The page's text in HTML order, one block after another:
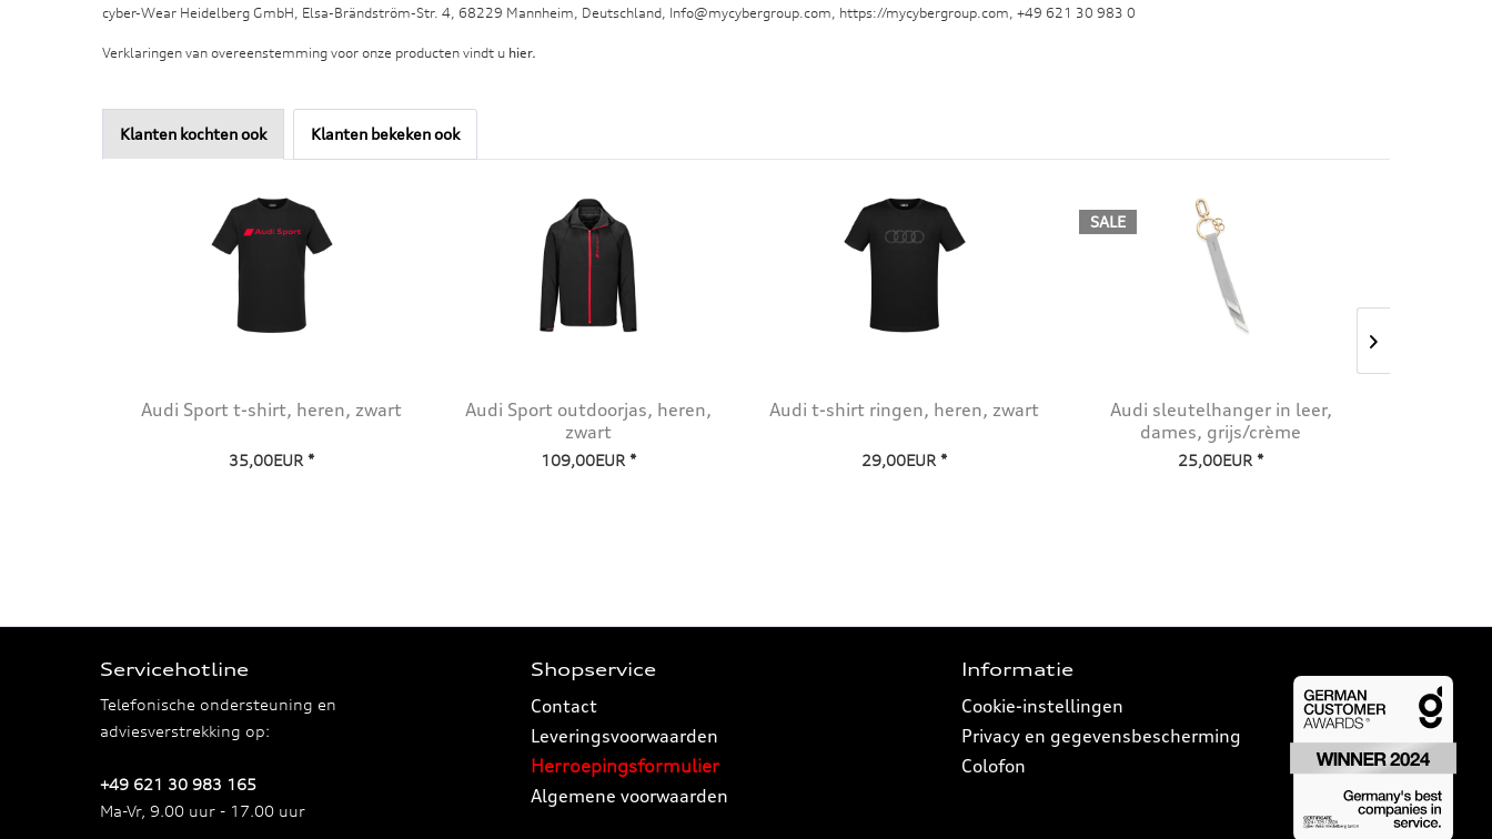
cyber-Wear Heidelberg GmbH, Elsa-Brändström-Str. 4, 68229 Mannheim, Deutschland, Info@mycybergroup.com, https://mycybergroup.com, +49 621 30 983 0
Verklaringen van overeenstemming voor onze producten vindt u hier.
Klanten kochten ook Klanten bekeken ook
Audi Sport t-shirt, heren, zwart
35,00EUR *
Audi Sport outdoorjas, heren,
zwart
109,00EUR *
Audi t-shirt ringen, heren, zwart
29,00EUR *
SALE
Audi sleutelhanger in leer,
dames, grijs/crème
25,00EUR *
Servicehotline
Telefonische ondersteuning en
adviesverstrekking op:
+49 621 30 983 165
Ma-Vr, 9.00 uur - 17.00 uur
Shopservice
Contact
Leveringsvoorwaarden
Herroepingsformulier
Algemene voorwaarden
Informatie
Cookie-instellingen
Privacy en gegevensbescherming
Colofon